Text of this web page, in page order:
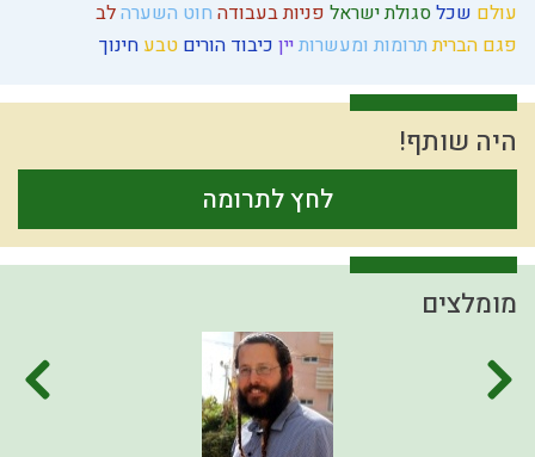
עולם שכלסגולת ישראל פניות בעבודה חוט השערהלב
פגם הבריתתרומות ומעשרותיין כיבוד הורים טבע חינוך
היה שותף!
לחץ לתרומה
מומלצים